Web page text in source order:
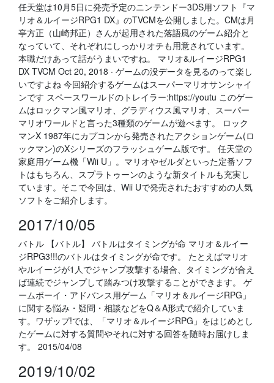
任天堂は10月5日に発売予定のニンテンドー3DS用ソフト『マ
リオ＆ルイージRPG1 DX』のTVCMを公開しました。CMは月
亭方正（山崎邦正）さんが起用された落語風のゲーム紹介と
なっていて、それぞれにしっかりオチも用意されています。
本職だけあって話がうまいですね。 マリオ&ルイージRPG1
DX TVCM Oct 20, 2018 · ゲームの没データを見るのって楽し
いですよね 今回紹介するゲームはスーパーマリオサンシャイ
ンです スペースワールドのトレイラー:https://youtu このゲー
ムはロックマン風マリオ、グラディウス風マリオ、スーパー
マリオワールドと言った3種類のゲームが遊べます。 ロック
マンX 1987年にカプコンから発売されたアクションゲーム(ロ
ックマン)のXシリーズのフラッシュゲーム版です。 任天堂の
家庭用ゲーム機「Wii U」。マリオやゼルダといった定番ソフ
トはもちろん、スプラトゥーンのような新タイトルも充実し
ています。そこで今回は、Wii Uで発売されたおすすめの人気
ソフトをご紹介します。
2017/10/05
バトル 【バトル】 バトルはタイミングが命 マリオ＆ルイー
ジRPG3!!!のバトルはタイミングが命です。 たとえばマリオ
やルイージが1人でジャンプ攻撃する場合、タイミングが合え
ば連続でジャンプして踏みつけ攻撃することができます。 ゲ
ームボーイ・アドバンス用ゲーム「マリオ＆ルイージRPG」
に関する悩み・疑問・相談などをQ＆A形式で紹介していま
す。ワザップ!では、「マリオ＆ルイージRPG」をはじめとし
たゲームに対する質問やそれに対する回答を随時お届けしま
す。 2015/04/08
2019/10/02